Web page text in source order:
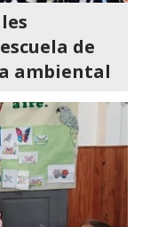
de
ambiental